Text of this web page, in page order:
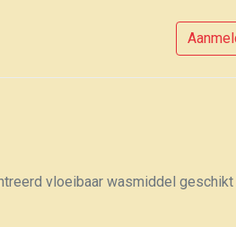
vloeibaar wasmiddel